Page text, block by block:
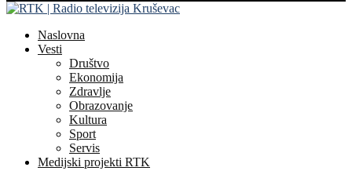
Naslovna
Vesti
Društvo
Ekonomija
Zdravlje
Obrazovanje
Kultura
Sport
Servis
Medijski projekti RTK